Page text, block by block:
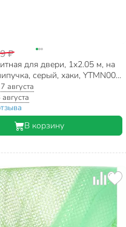
₽
для двери, 1х2.05 м, на
серый, хаки, YTMN002,
7 августа
августа
В корзину